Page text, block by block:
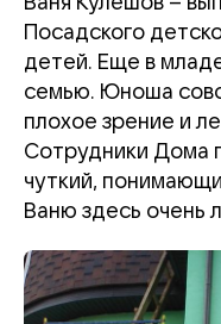
Посадского
детей. Еще в
семью. Юноша
плохое зрение и
Сотрудники Дома
чуткий,
Ваню здесь очень